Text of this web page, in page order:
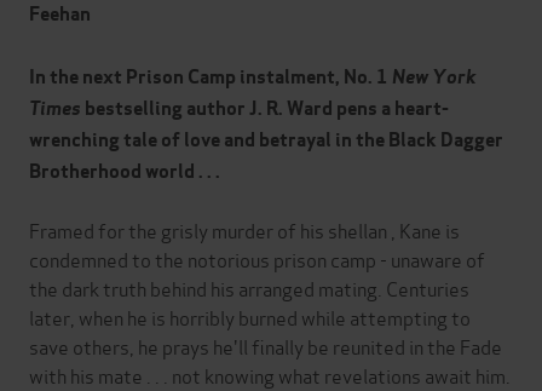
Feehan
In the next Prison Camp instalment, No. 1 New York
Times bestselling author J. R. Ward pens a heart-
wrenching tale of love and betrayal in the Black Dagger
Brotherhood world . . .
Framed for the grisly murder of his shellan , Kane is
condemned to the notorious prison camp - unaware of
the dark truth behind his arranged mating. Centuries
later, when he is horribly burned while attempting to
save others, he prays he'll finally be reunited in the Fade
with his mate . . . not knowing what revelations await him.